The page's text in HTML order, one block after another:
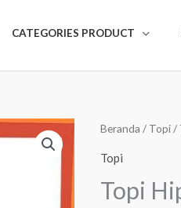
CATEGORIES PRODUCT
Beranda / Topi/
Topi
Topi
Kuantitas
Hop